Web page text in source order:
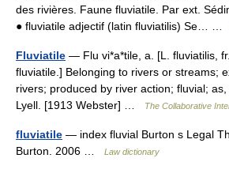
des rivières. Faune fluviatile. Par ext.
● fluviatile adjectif (latin fluviatilis) Se… …
Fluviatile — Flu vi*a*tile, a. [L. fluviatilis,
fluviatile.] Belonging to rivers or streams;
rivers; produced by river action; fluvial;
Lyell. [1913 Webster] …
The Collaborative
fluviatile — index fluvial Burton s Legal
Burton. 2006 …
Law dictionary